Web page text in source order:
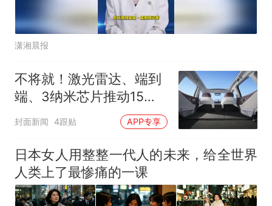
潇湘晨报
不将就！激光雷达、端到
端、3纳米芯片推动15万
级SUV 进入“技术平权”新
封面新闻 4跟贴 APP专享
日本女人用整整一代人的未来，给全世界
人类上了最惨痛的一课